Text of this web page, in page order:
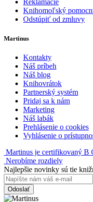
Reklamácie
Knihomoľský
Odstúpiť od zmluvy
Martinus
Kontakty
Náš príbeh
Náš blog
Knihovrátok
Partnerský systém
Pridaj sa k nám
Marketing
Náš labák
Prehlásenie o cookies
Vyhlásenie o
Martinus je certifikovaný B
Nerobíme rozdiely
Najlepšie novinky sú tie
Odoslať